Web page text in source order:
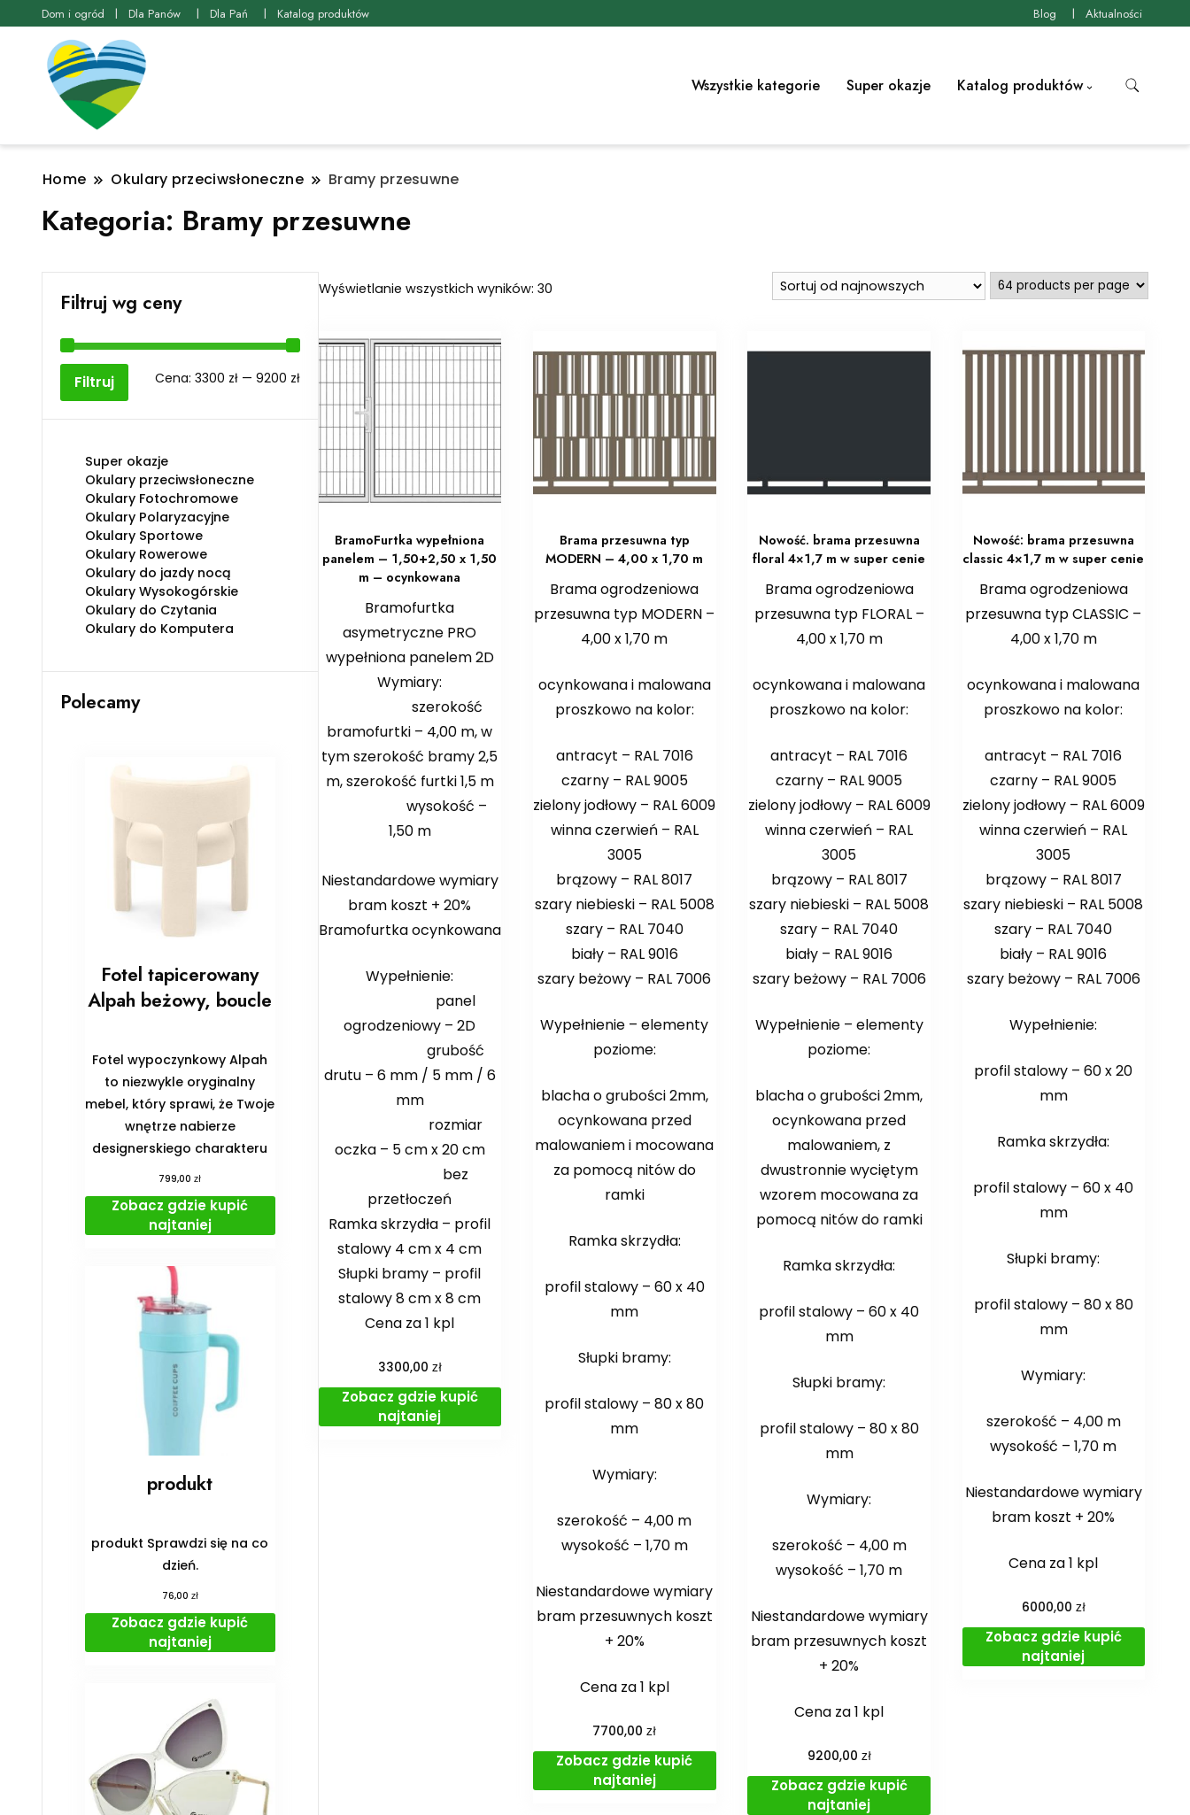
Dom i ogród Dla Panów Dla Pań Katalog produktów Blog Aktualności
Wszystkie kategorie Super okazje Katalog produktów
Home Okulary przeciwsłoneczne Bramy przesuwne
Kategoria: Bramy przesuwne
Wyświetlanie wszystkich wyników: 30Posortowane
BramoFurtka wypełniona
panelem – 1,50+2,50 x 1,50
m – ocynkowana
Bramofurtka
asymetryczne PRO
wypełniona panelem 2D
Wymiary:
szerokość
bramofurtki – 4,00 m, w
tym szerokość bramy 2,5
m, szerokość furtki 1,5 m
wysokość –
1,50 m
Niestandardowe wymiary
bram koszt + 20%
Bramofurtka ocynkowana
Wypełnienie:
panel
ogrodzeniowy – 2D
grubość
drutu – 6 mm / 5 mm / 6
mm
rozmiar
oczka – 5 cm x 20 cm
bez
przetłoczeń
Ramka skrzydła – profil
stalowy 4 cm x 4 cm
Słupki bramy – profil
stalowy 8 cm x 8 cm
Cena za 1 kpl
3300,00 zł
Zobacz gdzie kupić
najtaniej
Brama przesuwna typ
MODERN – 4,00 x 1,70 m
Brama ogrodzeniowa
przesuwna typ MODERN –
4,00 x 1,70 m
ocynkowana i malowana
proszkowo na kolor:
antracyt – RAL 7016
czarny – RAL 9005
zielony jodłowy – RAL 6009
winna czerwień – RAL
3005
brązowy – RAL 8017
szary niebieski – RAL 5008
szary – RAL 7040
biały – RAL 9016
szary beżowy – RAL 7006
Wypełnienie – elementy
poziome:
blacha o grubości 2mm,
ocynkowana przed
malowaniem i mocowana
za pomocą nitów do
ramki
Ramka skrzydła:
profil stalowy – 60 x 40
mm
Słupki bramy:
profil stalowy – 80 x 80
mm
Wymiary:
szerokość – 4,00 m
wysokość – 1,70 m
Niestandardowe wymiary
bram przesuwnych koszt
+ 20%
Cena za 1 kpl
7700,00zł
Zobacz gdzie kupić
najtaniej
Nowość. brama przesuwna
floral 4×1,7 m w super cenie
Brama ogrodzeniowa
przesuwna typ FLORAL –
4,00 x 1,70 m
ocynkowana i malowana
proszkowo na kolor:
antracyt – RAL 7016
czarny – RAL 9005
zielony jodłowy – RAL 6009
winna czerwień – RAL
3005
brązowy – RAL 8017
szary niebieski – RAL 5008
szary – RAL 7040
biały – RAL 9016
szary beżowy – RAL 7006
Wypełnienie – elementy
poziome:
blacha o grubości 2mm,
ocynkowana przed
malowaniem, z
dwustronnie wyciętym
wzorem mocowana za
pomocą nitów do ramki
Ramka skrzydła:
profil stalowy – 60 x 40
mm
Słupki bramy:
profil stalowy – 80 x 80
mm
Wymiary:
szerokość – 4,00 m
wysokość – 1,70 m
Niestandardowe wymiary
bram przesuwnych koszt
+ 20%
Cena za 1 kpl
9200,00 zł
Zobacz gdzie kupić
najtaniej
Nowość: brama przesuwna
classic 4×1,7 m w super cenie
Brama ogrodzeniowa
przesuwna typ CLASSIC –
4,00 x 1,70 m
ocynkowana i malowana
proszkowo na kolor:
antracyt – RAL 7016
czarny – RAL 9005
zielony jodłowy – RAL 6009
winna czerwień – RAL
3005
brązowy – RAL 8017
szary niebieski – RAL 5008
szary – RAL 7040
biały – RAL 9016
szary beżowy – RAL 7006
Wypełnienie:
profil stalowy – 60 x 20
mm
Ramka skrzydła:
profil stalowy – 60 x 40
mm
Słupki bramy:
profil stalowy – 80 x 80
mm
Wymiary:
szerokość – 4,00 m
wysokość – 1,70 m
Niestandardowe wymiary
bram koszt + 20%
Cena za 1 kpl
6000,00 zł
Zobacz gdzie kupić
najtaniej
Filtruj wg ceny
Cena
min
Cena
max
Filtruj Cena: 3300 zł— 9200 zł
Super okazje
Okulary przeciwsłoneczne
Okulary Fotochromowe
Okulary Polaryzacyjne
Okulary Sportowe
Okulary Rowerowe
Okulary do jazdy nocą
Okulary Wysokogórskie
Okulary do Czytania
Okulary do Komputera
Polecamy
Fotel tapicerowany
Alpah beżowy, boucle
Fotel wypoczynkowy Alpah
to niezwykle oryginalny
mebel, który sprawi, że Twoje
wnętrze nabierze
designerskiego charakteru
799,00zł
Zobacz gdzie kupić
najtaniej
produkt
produkt Sprawdzi się na co
dzień.
76,00 zł
Zobacz gdzie kupić
najtaniej